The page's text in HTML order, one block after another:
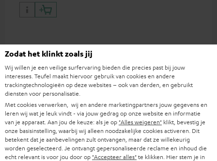
Passende accessoires
Zodat het klinkt zoals jij
Wij willen je een veilige surfervaring bieden die precies past bij jouw
interesses. Teufel maakt hiervoor gebruik van cookies en andere
trackingtechnologieën op deze websites – ook van derden, en gebruikt
diensten voor personalisatie.
Met cookies verwerken, wij en andere marketingpartners jouw gegevens en
leren wij wat je leuk vindt - via jouw gedrag op onze website en informatie
van je apparaat. Aan jou de keuze: als je op "Alles weigeren" klikt, bevestig je
onze basisinstelling, waarbij wij alleen noodzakelijke cookies activeren. Dit
betekent dat je aanbevelingen zult ontvangen, maar dat ze willekeurig
worden geselecteerd. Je ontvangt gepersonaliseerde reclame en inhoud die
echt relevant is voor jou door op "Accepteer alles"te klikken. Hier stem je in